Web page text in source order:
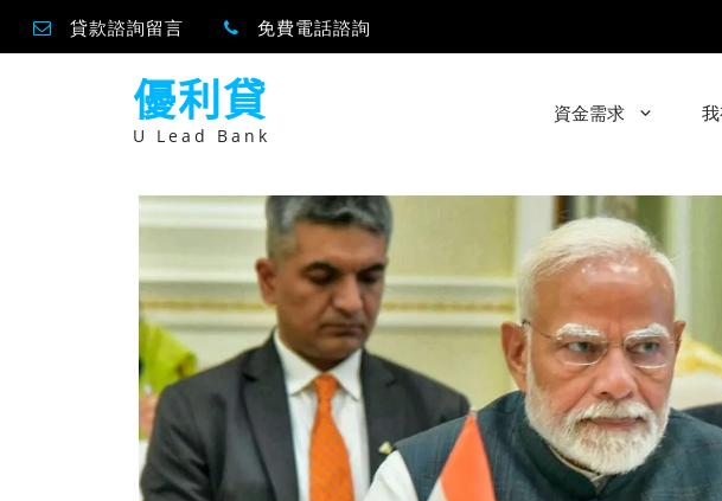
貸款諮詢留言 免費電話諮詢
優利貸
U Lead Bank
資金需求